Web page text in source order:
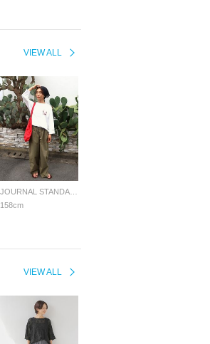
VIEW ALL
158cm
VIEW ALL